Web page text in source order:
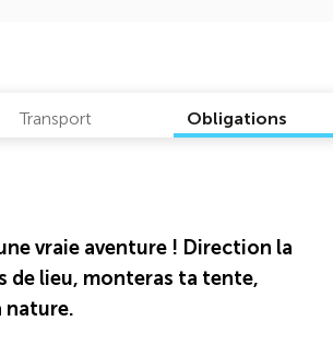
Transport Obligations
vraie aventure ! Direction la
de lieu, monteras ta tente,
nature.